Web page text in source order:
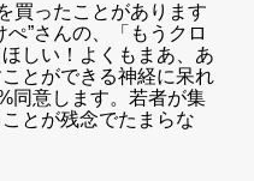
買ったことがあります
”さんの、「もうクロ
しい！よくもまあ、あ
とができる神経に呆れ
同意します。若者が集
とが残念でたまらな